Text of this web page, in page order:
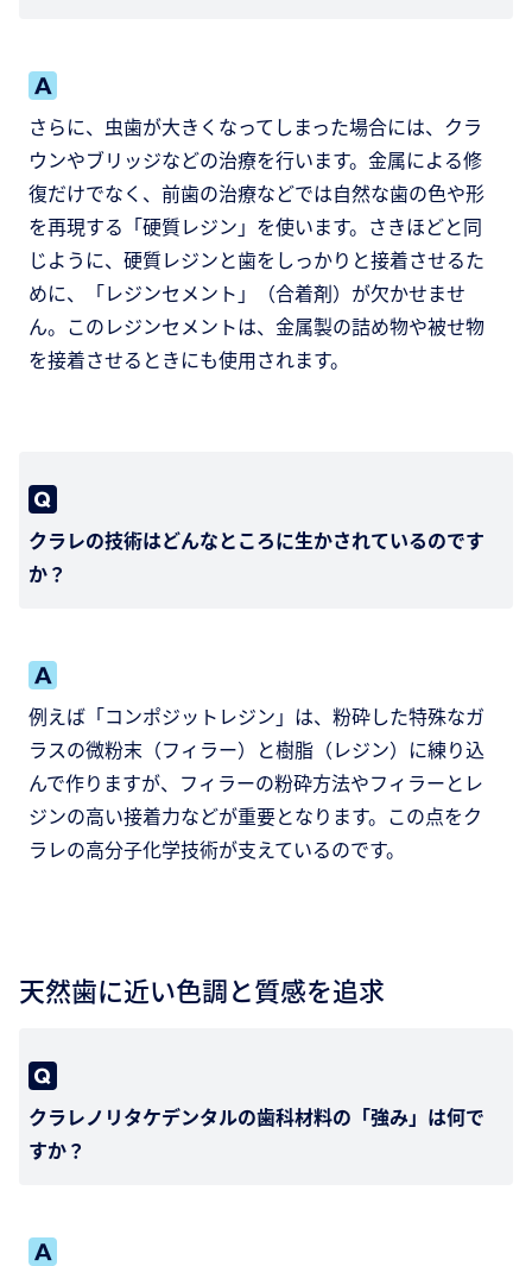
さらに、虫歯が大きくなってしまった場合には、クラ
ウンやブリッジなどの治療を行います。金属による修
復だけでなく、前歯の治療などでは自然な歯の色や形
を再現する「硬質レジン」を使います。さきほどと同
じように、硬質レジンと歯をしっかりと接着させるた
めに、「レジンセメント」（合着剤）が欠かせませ
ん。このレジンセメントは、金属製の詰め物や被せ物
を接着させるときにも使用されます。
クラレの技術はどんなところに生かされているのです
か？
例えば「コンポジットレジン」は、粉砕した特殊なガ
ラスの微粉末（フィラー）と樹脂（レジン）に練り込
んで作りますが、フィラーの粉砕方法やフィラーとレ
ジンの高い接着力などが重要となります。この点をク
ラレの高分子化学技術が支えているのです。
天然歯に近い色調と質感を追求
クラレノリタケデンタルの歯科材料の「強み」は何で
すか？